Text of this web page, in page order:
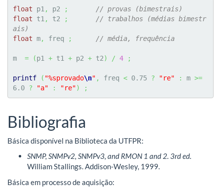
float p1 , p2 ;
// provas (bimestrais)
float t1 , t2 ;
// trabalhos (médias bimestr
ais)
float m, freq ; // média, frequência
m = (p1 + t1 + p2 + t2) / 4 ;
printf ( "%sprovado\n" , freq < 0.75 ? "re" : m >=
6.0 ? "a" : "re") ;
Bibliografia
Básica disponível na Biblioteca da UTFPR:
SNMP, SNMPv2, SNMPv3, and RMON 1 and 2. 3rd ed.
William Stallings. Addison-Wesley, 1999.
Básica em processo de aquisição: